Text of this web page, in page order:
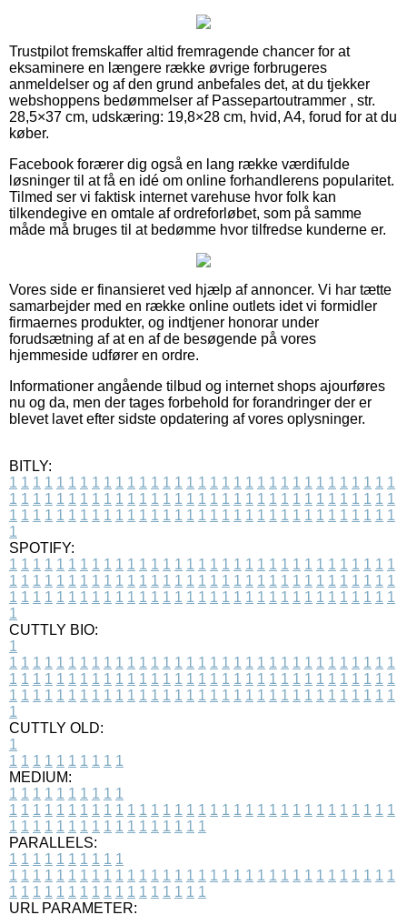
Trustpilot fremskaffer altid fremragende chancer for at
eksaminere en længere række øvrige forbrugeres
anmeldelser og af den grund anbefales det, at du tjekker
webshoppens bedømmelser af Passepartoutrammer , str.
28,5×37 cm, udskæring: 19,8×28 cm, hvid, A4, forud for at du
køber.
Facebook forærer dig også en lang række værdifulde
løsninger til at få en idé om online forhandlerens popularitet.
Tilmed ser vi faktisk internet varehuse hvor folk kan
tilkendegive en omtale af ordreforløbet, som på samme
måde må bruges til at bedømme hvor tilfredse kunderne er.
Vores side er finansieret ved hjælp af annoncer. Vi har tætte
samarbejder med en række online outlets idet vi formidler
firmaernes produkter, og indtjener honorar under
forudsætning af at en af de besøgende på vores
hjemmeside udfører en ordre.
Informationer angående tilbud og internet shops ajourføres
nu og da, men der tages forbehold for forandringer der er
blevet lavet efter sidste opdatering af vores oplysninger.
BITLY:
1 1 1 1 1 1 1 1 1 1 1 1 1 1 1 1 1 1 1 1 1 1 1 1 1 1 1 1 1 1 1 1 1
1 1 1 1 1 1 1 1 1 1 1 1 1 1 1 1 1 1 1 1 1 1 1 1 1 1 1 1 1 1 1 1 1
1 1 1 1 1 1 1 1 1 1 1 1 1 1 1 1 1 1 1 1 1 1 1 1 1 1 1 1 1 1 1 1 1
1
SPOTIFY:
1 1 1 1 1 1 1 1 1 1 1 1 1 1 1 1 1 1 1 1 1 1 1 1 1 1 1 1 1 1 1 1 1
1 1 1 1 1 1 1 1 1 1 1 1 1 1 1 1 1 1 1 1 1 1 1 1 1 1 1 1 1 1 1 1 1
1 1 1 1 1 1 1 1 1 1 1 1 1 1 1 1 1 1 1 1 1 1 1 1 1 1 1 1 1 1 1 1 1
1
CUTTLY BIO:
1
1 1 1 1 1 1 1 1 1 1 1 1 1 1 1 1 1 1 1 1 1 1 1 1 1 1 1 1 1 1 1 1 1
1 1 1 1 1 1 1 1 1 1 1 1 1 1 1 1 1 1 1 1 1 1 1 1 1 1 1 1 1 1 1 1 1
1 1 1 1 1 1 1 1 1 1 1 1 1 1 1 1 1 1 1 1 1 1 1 1 1 1 1 1 1 1 1 1 1
1
CUTTLY OLD:
1
1 1 1 1 1 1 1 1 1 1
MEDIUM:
1 1 1 1 1 1 1 1 1 1
1 1 1 1 1 1 1 1 1 1 1 1 1 1 1 1 1 1 1 1 1 1 1 1 1 1 1 1 1 1 1 1 1
1 1 1 1 1 1 1 1 1 1 1 1 1 1 1 1 1
PARALLELS:
1 1 1 1 1 1 1 1 1 1
1 1 1 1 1 1 1 1 1 1 1 1 1 1 1 1 1 1 1 1 1 1 1 1 1 1 1 1 1 1 1 1 1
1 1 1 1 1 1 1 1 1 1 1 1 1 1 1 1 1
URL PARAMETER: